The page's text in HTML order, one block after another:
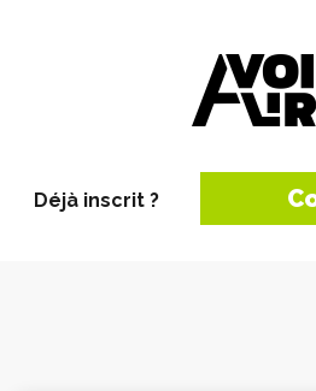
Déjà inscrit ?